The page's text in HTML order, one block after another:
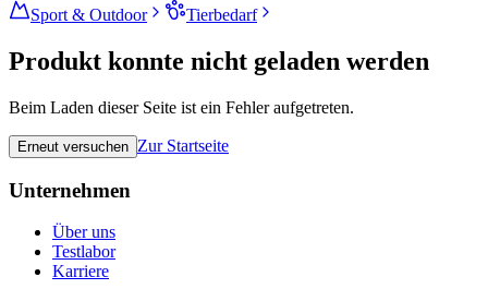
Sport & Outdoor
Tierbedarf
Produkt konnte nicht geladen werden
Beim Laden dieser Seite ist ein Fehler aufgetreten.
Erneut versuchen Zur Startseite
Unternehmen
Über uns
Testlabor
Karriere